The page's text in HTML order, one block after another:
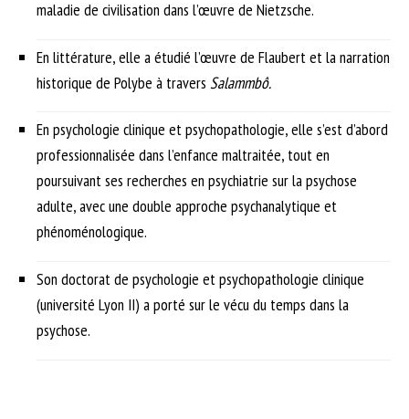
maladie de civilisation dans l’œuvre de Nietzsche.
En littérature, elle a étudié l’œuvre de Flaubert et la narration
historique de Polybe à travers Salammbô.
En psychologie clinique et psychopathologie, elle s’est d’abord
professionnalisée dans l’enfance maltraitée, tout en
poursuivant ses recherches en psychiatrie sur la psychose
adulte, avec une double approche psychanalytique et
phénoménologique.
Son doctorat de psychologie et psychopathologie clinique
(université Lyon II) a porté sur le vécu du temps dans la
psychose.